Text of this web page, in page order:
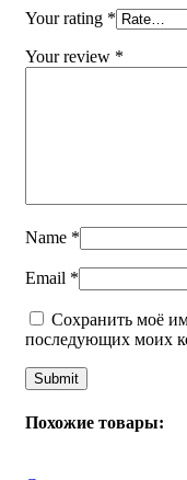
Your rating *
Your review *
Name *
Email *
Сохранить моё
последующих моих
Похожие товары: